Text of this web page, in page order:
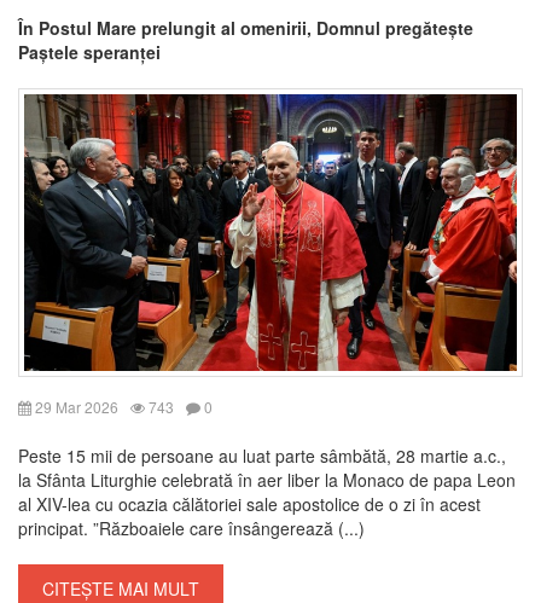
În Postul Mare prelungit al omenirii, Domnul pregătește
Paștele speranței
29 Mar 2026 743 0
Peste 15 mii de persoane au luat parte sâmbătă, 28 martie a.c.,
la Sfânta Liturghie celebrată în aer liber la Monaco de papa Leon
al XIV-lea cu ocazia călătoriei sale apostolice de o zi în acest
principat. ”Războaiele care însângerează (...)
CITEȘTE MAI MULT